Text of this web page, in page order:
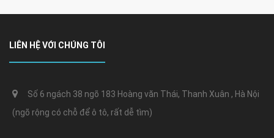
LIÊN HỆ VỚI CHÚNG TÔI
Số 6 ngách 38 ngõ 183 Hoàng văn Thái, Thanh Xuân , Hà Nội
(ngõ rộng có chỗ để ô tô, rất dễ tìm)